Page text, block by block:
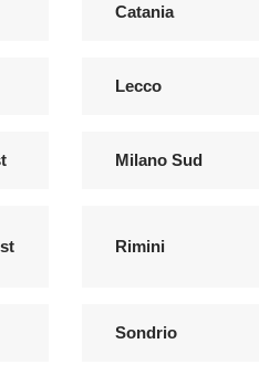
Catania
Lecco
Milano Sud
Rimini
Sondrio